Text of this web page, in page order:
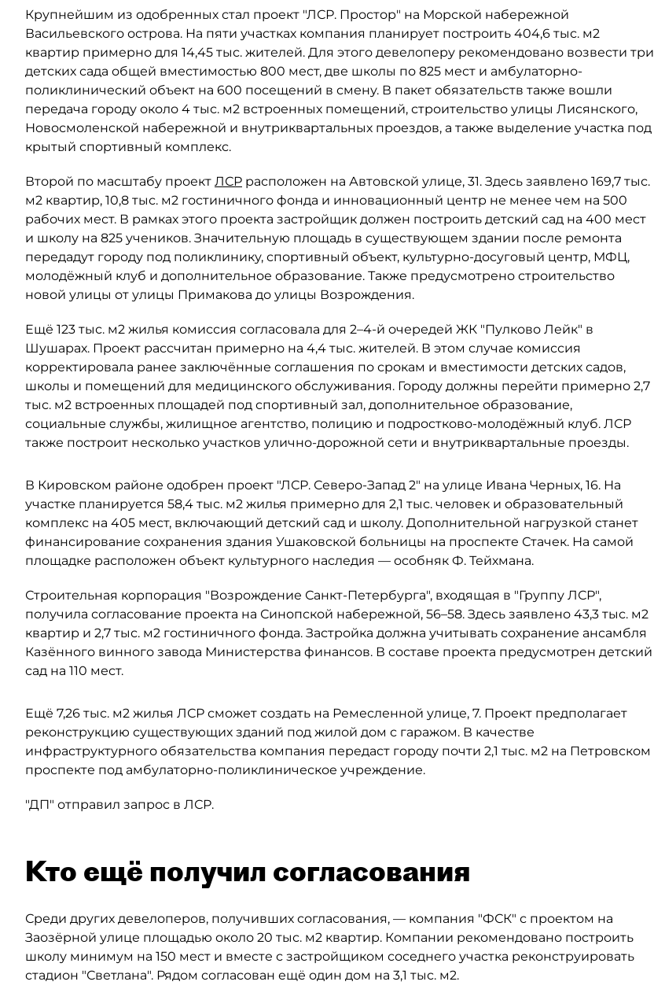
Крупнейшим из одобренных стал проект "ЛСР. Простор" на Морской набережной
Васильевского острова. На пяти участках компания планирует построить 404,6 тыс. м2
квартир примерно для 14,45 тыс. жителей. Для этого девелоперу рекомендовано возвести три
детских сада общей вместимостью 800 мест, две школы по 825 мест и амбулаторно-
поликлинический объект на 600 посещений в смену. В пакет обязательств также вошли
передача городу около 4 тыс. м2 встроенных помещений, строительство улицы Лисянского,
Новосмоленской набережной и внутриквартальных проездов, а также выделение участка под
крытый спортивный комплекс.
Второй по масштабу проект ЛСР расположен на Автовской улице, 31. Здесь заявлено 169,7 тыс.
м2 квартир, 10,8 тыс. м2 гостиничного фонда и инновационный центр не менее чем на 500
рабочих мест. В рамках этого проекта застройщик должен построить детский сад на 400 мест
и школу на 825 учеников. Значительную площадь в существующем здании после ремонта
передадут городу под поликлинику, спортивный объект, культурно-досуговый центр, МФЦ,
молодёжный клуб и дополнительное образование. Также предусмотрено строительство
новой улицы от улицы Примакова до улицы Возрождения.
Ещё 123 тыс. м2 жилья комиссия согласовала для 2–4-й очередей ЖК "Пулково Лейк" в
Шушарах. Проект рассчитан примерно на 4,4 тыс. жителей. В этом случае комиссия
корректировала ранее заключённые соглашения по срокам и вместимости детских садов,
школы и помещений для медицинского обслуживания. Городу должны перейти примерно 2,7
тыс. м2 встроенных площадей под спортивный зал, дополнительное образование,
социальные службы, жилищное агентство, полицию и подростково-молодёжный клуб. ЛСР
также построит несколько участков улично-дорожной сети и внутриквартальные проезды.
В Кировском районе одобрен проект "ЛСР. Северо-Запад 2" на улице Ивана Черных, 16. На
участке планируется 58,4 тыс. м2 жилья примерно для 2,1 тыс. человек и образовательный
комплекс на 405 мест, включающий детский сад и школу. Дополнительной нагрузкой станет
финансирование сохранения здания Ушаковской больницы на проспекте Стачек. На самой
площадке расположен объект культурного наследия — особняк Ф. Тейхмана.
Строительная корпорация "Возрождение Санкт-Петербурга", входящая в "Группу ЛСР",
получила согласование проекта на Синопской набережной, 56–58. Здесь заявлено 43,3 тыс. м2
квартир и 2,7 тыс. м2 гостиничного фонда. Застройка должна учитывать сохранение ансамбля
Казённого винного завода Министерства финансов. В составе проекта предусмотрен детский
сад на 110 мест.
Ещё 7,26 тыс. м2 жилья ЛСР сможет создать на Ремесленной улице, 7. Проект предполагает
реконструкцию существующих зданий под жилой дом с гаражом. В качестве
инфраструктурного обязательства компания передаст городу почти 2,1 тыс. м2 на Петровском
проспекте под амбулаторно-поликлиническое учреждение.
"ДП" отправил запрос в ЛСР.
Кто ещё получил согласования
Среди других девелоперов, получивших согласования, — компания "ФСК" с проектом на
Заозёрной улице площадью около 20 тыс. м2 квартир. Компании рекомендовано построить
школу минимум на 150 мест и вместе с застройщиком соседнего участка реконструировать
стадион "Светлана". Рядом согласован ещё один дом на 3,1 тыс. м2.